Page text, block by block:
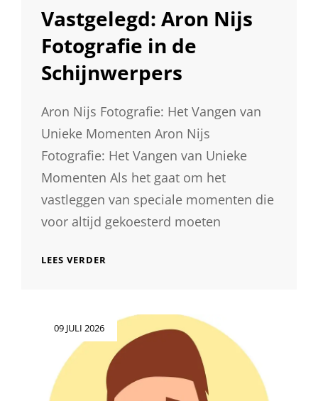
Vastgelegd: Aron Nijs
Fotografie in de
Schijnwerpers
Aron Nijs Fotografie: Het Vangen van
Unieke Momenten Aron Nijs
Fotografie: Het Vangen van Unieke
Momenten Als het gaat om het
vastleggen van speciale momenten die
voor altijd gekoesterd moeten
LEES VERDER
NIJS
FOTOGRAFIE
IN
DE
SCHIJNWERPERS
09 JULI 2026